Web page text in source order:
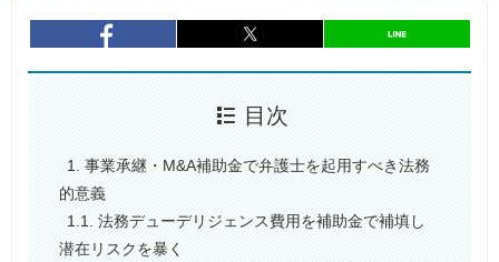
entry861 entry861
目次
1. 事業承継・M&A補助金で弁護士を起用すべき法務
的意義
1.1. 法務デューデリジェンス費用を補助金で補填し
潜在リスクを暴く